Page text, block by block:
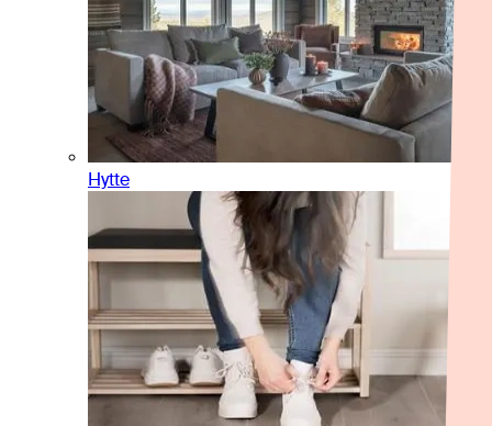
Hytte